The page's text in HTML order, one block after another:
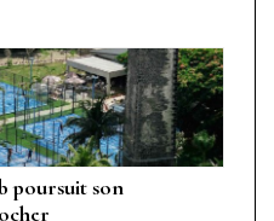
poursuit son